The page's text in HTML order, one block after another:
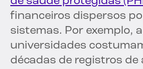
financeiros dispersos
sistemas. Por exemplo,
universidades
décadas de registros de